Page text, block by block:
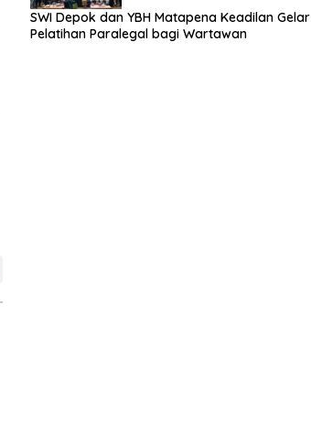
SWI Depok dan YBH Matapena Keadilan Gelar
Pelatihan Paralegal bagi Wartawan